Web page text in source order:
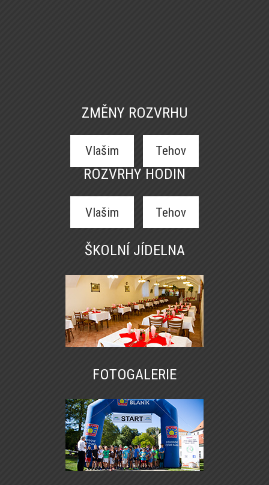
ZMĚNY ROZVRHU
Vlašim Tehov
ROZVRHY HODIN
Vlašim Tehov
ŠKOLNÍ JÍDELNA
FOTOGALERIE